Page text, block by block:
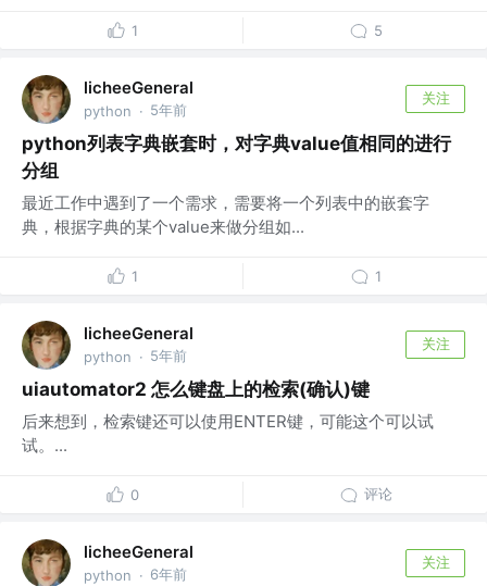
1 5
licheeGeneral
python · 5年前
关注
python列表字典嵌套时，对字典value值相同的进行
分组
最近工作中遇到了一个需求，需要将一个列表中的嵌套字
典，根据字典的某个value来做分组如...
1 1
licheeGeneral
python · 5年前
关注
uiautomator2 怎么键盘上的检索(确认)键
后来想到，检索键还可以使用ENTER键，可能这个可以试
试。...
0 评论
licheeGeneral
python · 6年前
关注